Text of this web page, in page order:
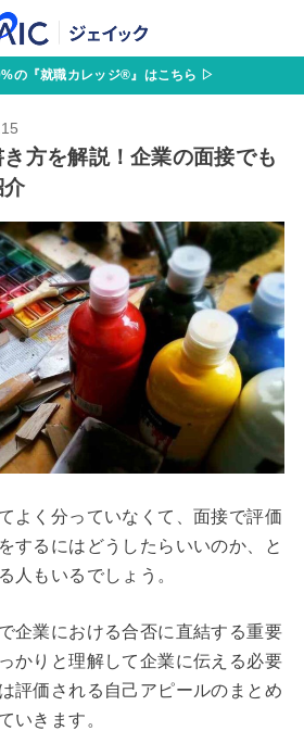
の『就職カレッジ®』はこちら ▷
方を解説！企業の面接でも
介
よく分っていなくて、面接で評価
するにはどうしたらいいのか、と
人もいるでしょう。
企業における合否に直結する重要
かりと理解して企業に伝える必要
評価される自己アピールのまとめ
いきます。